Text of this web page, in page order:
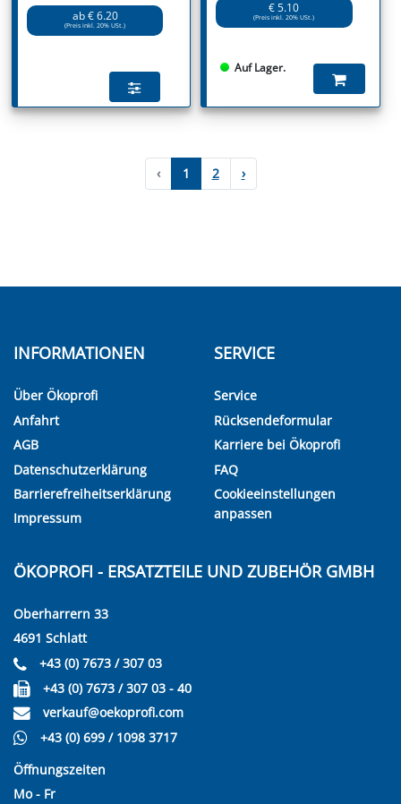
ab € 6.20
(Preis inkl. 20% USt.)
€ 5.10
(Preis inkl. 20% USt.)
Auf Lager.
‹ 1 2 ›
INFORMATIONEN
Über Ökoprofi
Anfahrt
AGB
Datenschutzerklärung
Barrierefreiheitserklärung
Impressum
SERVICE
Service
Rücksendeformular
Karriere bei Ökoprofi
FAQ
Cookieeinstellungen
anpassen
ÖKOPROFI - ERSATZTEILE UND ZUBEHÖR GMBH
Oberharrern 33
4691 Schlatt
+43 (0) 7673 / 307 03
+43 (0) 7673 / 307 03 - 40
verkauf@oekoprofi.com
+43 (0) 699 / 1098 3717
Öffnungszeiten
Mo - Fr